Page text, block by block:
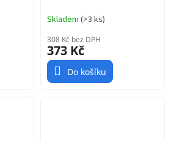
Skladem (>3 ks)
308 Kč bez DPH
373 Kč
Do košíku